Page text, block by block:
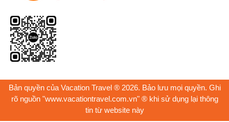
Bản quyền của Vacation Travel ® 2026. Bảo lưu mọi quyền. Ghi
rõ nguồn "www.vacationtravel.com.vn" ® khi sử dụng lại thông
tin từ website này